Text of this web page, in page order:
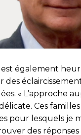
également
des
« L’approche
Ces
pour lesquels je
des